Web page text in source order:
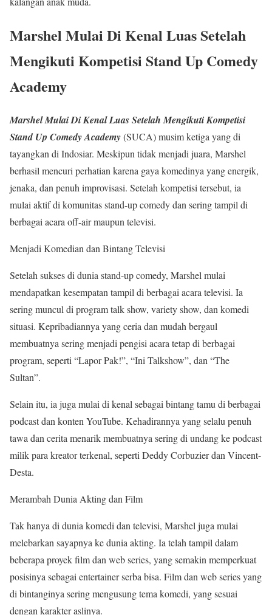
Marshel Mulai Di Kenal Luas Setelah
Mengikuti Kompetisi Stand Up Comedy
Academy
Marshel Mulai Di Kenal Luas Setelah Mengikuti Kompetisi
Stand Up Comedy Academy(SUCA) musim ketiga yang di
tayangkan di Indosiar. Meskipun tidak menjadi juara, Marshel
berhasil mencuri perhatian karena gaya komedinya yang energik,
jenaka, dan penuh improvisasi. Setelah kompetisi tersebut, ia
mulai aktif di komunitas stand-up comedy dan sering tampil di
berbagai acara off-air maupun televisi.
Menjadi Komedian dan Bintang Televisi
Setelah sukses di dunia stand-up comedy, Marshel mulai
mendapatkan kesempatan tampil di berbagai acara televisi. Ia
sering muncul di program talk show, variety show, dan komedi
situasi. Kepribadiannya yang ceria dan mudah bergaul
membuatnya sering menjadi pengisi acara tetap di berbagai
program, seperti “Lapor Pak!”, “Ini Talkshow”, dan “The
Sultan”.
Selain itu, ia juga mulai di kenal sebagai bintang tamu di berbagai
podcast dan konten YouTube. Kehadirannya yang selalu penuh
tawa dan cerita menarik membuatnya sering di undang ke podcast
milik para kreator terkenal, seperti Deddy Corbuzier dan Vincent-
Desta.
Merambah Dunia Akting dan Film
Tak hanya di dunia komedi dan televisi, Marshel juga mulai
melebarkan sayapnya ke dunia akting. Ia telah tampil dalam
beberapa proyek film dan web series, yang semakin memperkuat
posisinya sebagai entertainer serba bisa. Film dan web series yang
di bintanginya sering mengusung tema komedi, yang sesuai
dengan karakter aslinya.